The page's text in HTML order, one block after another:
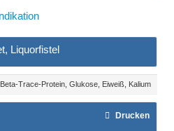
Liquorfistel
Trace-Protein, Glukose, Eiweiß, Kalium
Drucken